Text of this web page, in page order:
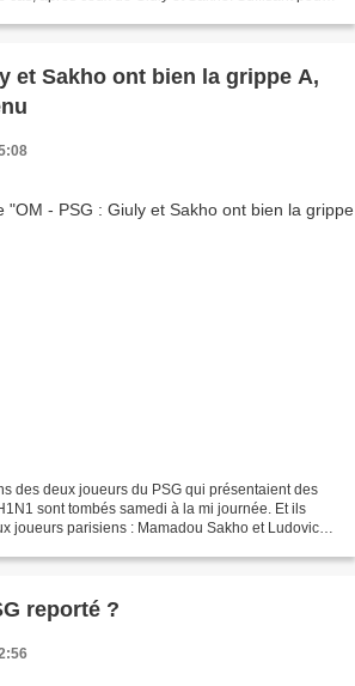
et Sakho ont bien la grippe A,
des deux joueurs du PSG qui présentaient des
sont tombés samedi à la mi journée. Et ils
joueurs parisiens : Mamadou Sakho et Ludovic
reporté ?